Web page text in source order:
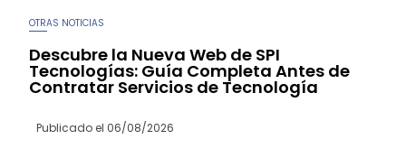
OTRAS NOTICIAS
Descubre la Nueva Web de SPI
Tecnologías: Guía Completa Antes de
Contratar Servicios de Tecnología
Publicado el 06/08/2026